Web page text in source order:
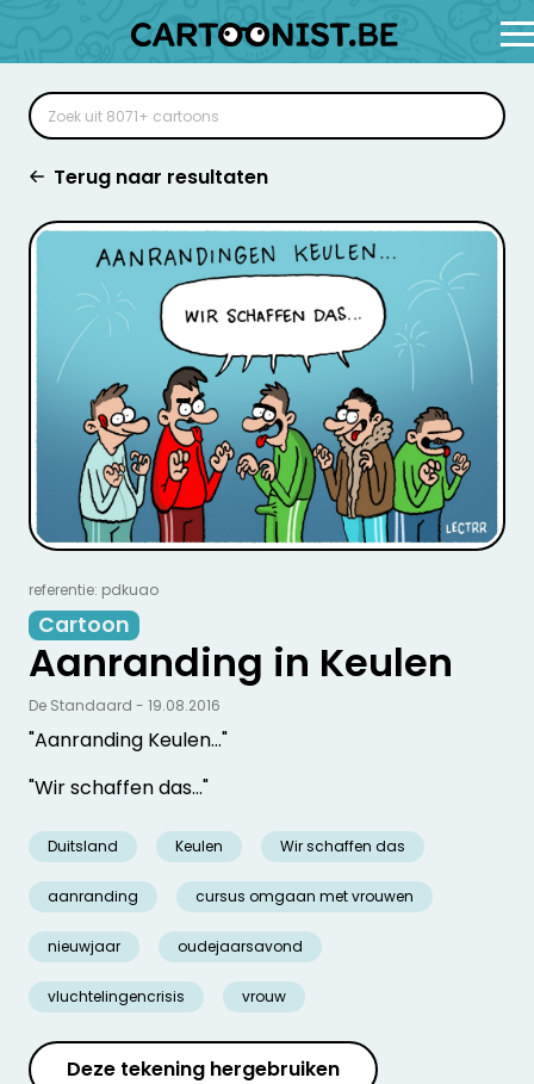
Terug naar resultaten
referentie: pdkuao
Cartoon
Aanranding in Keulen
"Aanranding Keulen…"
"Wir schaffen das…"
Duitsland Keulen Wir schaffen das
aanranding cursus omgaan met vrouwen
nieuwjaar oudejaarsavond
vluchtelingencrisis vrouw
De Standaard - 19.08.2016
Deze tekening hergebruiken